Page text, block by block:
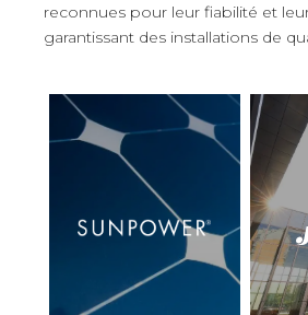
reconnues pour leur fiabilité et
garantissant des installations de